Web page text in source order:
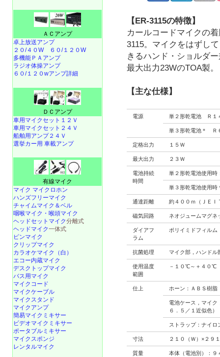
【ER-3115の特徴】
カールコードマイクの
3115。マイクをはずし
きるハンド・ショルダ
最大出力23WのTOA製。
【主な仕様】
電源 単２形乾電池 Ｒ１
単３形乾電池＊ Ｒ
定格出力 １５Ｗ
最大出力 ２３Ｗ
電池持続
時間
単２形乾電池使用時
単３形乾電池使用時
通達距離 約４００ｍ（ＪＥＩ
磁気回路 ネオジュームマグネ
ダイアフ
ラム
ポリイミドフィルム
抗菌処理 マイク部，ハンドル
使用温度
範囲
－１０℃～＋４０℃
仕上 ホーン：ＡＢＳ樹
電池ケース，マイ
６．５／１近似色）
ストラップ：ナイ
寸法 ２１０（Ｗ）×２９
質量 本体（電池別）：
ＡＣアンプ
卓上放送アンプ
２０/４０W
６０/１２０W
多機能ＰＡアンプ
ラジオ体操アンプ
６０/１２０wアンプ詳細
ＤＣアンプ
車用マイクセット１２Ｖ
車用マイクセット２４Ｖ
船舶用アンプ２４Ｖ
選挙カー用 車載アンプ
有線マイク
マイク マイクロホン
ハンズフリーマイク
チャイムマイク＆ベル
咽喉マイク・喉頭マイク
ヘッドセットマイク分離式
ヘッドマイク一体式
ピンマイク
クリップマイク
カラオケマイク（白）
エコー内蔵マイク
デスクトップマイク
バス用マイク
マイクコード
マイクケーブル
マイクスタンド
マイクアンプ
簡易マイクミキサー
ビデオマイクミキサー
ポータブルミキサー
マイクスポンジ
レンタルマイク